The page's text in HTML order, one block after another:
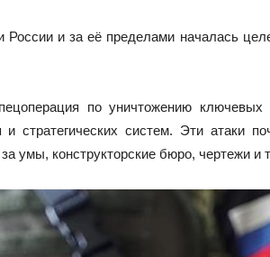
и за её пределами началась
по уничтожению
и стратегических систем. Эти атаки
конструкторские бюро, чертежи и